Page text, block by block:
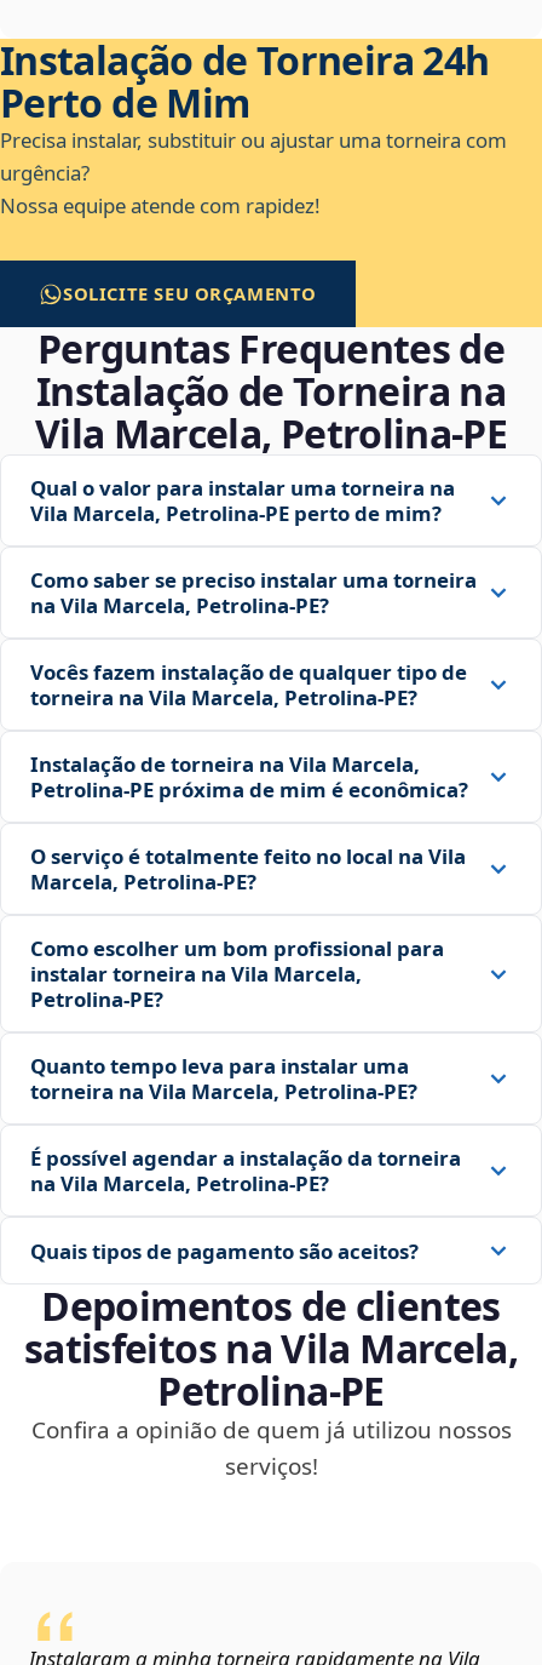
Instalação de Torneira 24h
Perto de Mim
Precisa instalar, substituir ou ajustar uma torneira com
urgência?
Nossa equipe atende com rapidez!
SOLICITE SEU ORÇAMENTO
Perguntas Frequentes de
Instalação de Torneira na
Vila Marcela, Petrolina‑PE
Qual o valor para instalar uma torneira na
Vila Marcela, Petrolina‑PE perto de mim?
Como saber se preciso instalar uma torneira
na Vila Marcela, Petrolina‑PE?
Vocês fazem instalação de qualquer tipo de
torneira na Vila Marcela, Petrolina‑PE?
Instalação de torneira na Vila Marcela,
Petrolina‑PE próxima de mim é econômica?
O serviço é totalmente feito no local na Vila
Marcela, Petrolina‑PE?
Como escolher um bom profissional para
instalar torneira na Vila Marcela,
Petrolina‑PE?
Quanto tempo leva para instalar uma
torneira na Vila Marcela, Petrolina‑PE?
É possível agendar a instalação da torneira
na Vila Marcela, Petrolina‑PE?
Quais tipos de pagamento são aceitos?
Depoimentos de clientes
satisfeitos na Vila Marcela,
Petrolina‑PE
Confira a opinião de quem já utilizou nossos
serviços!
Instalaram a minha torneira rapidamente na Vila